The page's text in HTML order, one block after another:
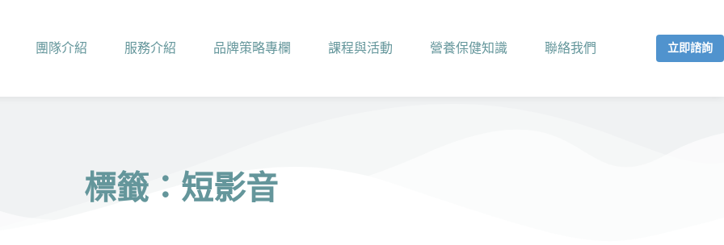
團隊介紹 服務介紹 品牌策略專欄 課程與活動 營養保健知識 聯絡我們 立即諮詢
標籤：短影音